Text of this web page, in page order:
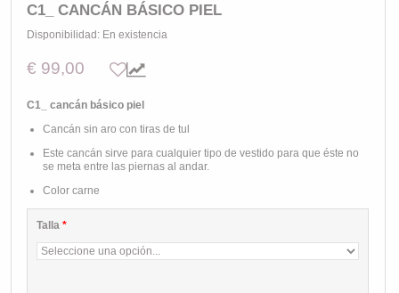
C1_ CANCÁN BÁSICO PIEL
Disponibilidad: En existencia
€ 99,00
C1_ cancán básico piel
Cancán sin aro con tiras de tul
Este cancán sirve para cualquier tipo de vestido para que éste no
se meta entre las piernas al andar.
Color carne
Talla *